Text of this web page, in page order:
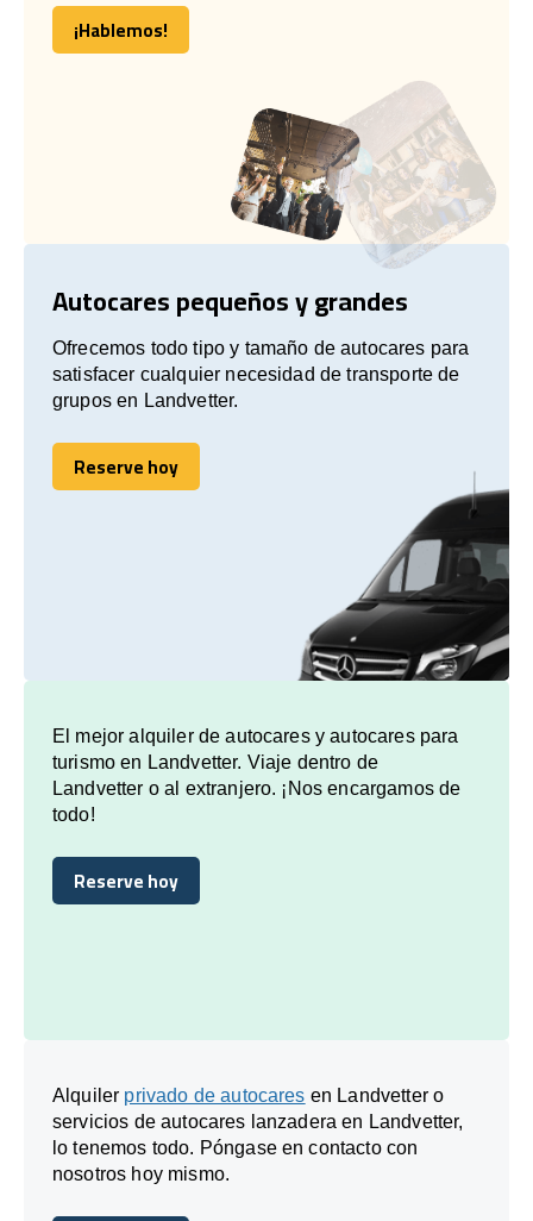
¡Hablemos!
¡Hablemos!
Autocares pequeños y grandes
Ofrecemos todo tipo y tamaño de autocares para
satisfacer cualquier necesidad de transporte de
grupos en Landvetter.
Reserve hoy
Reserve hoy
El mejor alquiler de autocares y autocares para
turismo en Landvetter. Viaje dentro de
Landvetter o al extranjero. ¡Nos encargamos de
todo!
Reserve hoy
Reserve hoy
Alquiler privado de autocares en Landvetter o
servicios de autocares lanzadera en Landvetter,
lo tenemos todo. Póngase en contacto con
nosotros hoy mismo.